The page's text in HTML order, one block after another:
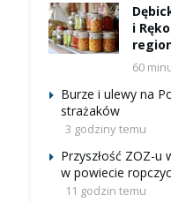
i
60
Burze i ulewy na
strażaków
3 godziny temu
Przyszłość ZOZ-u
w powiecie
11 godzin temu